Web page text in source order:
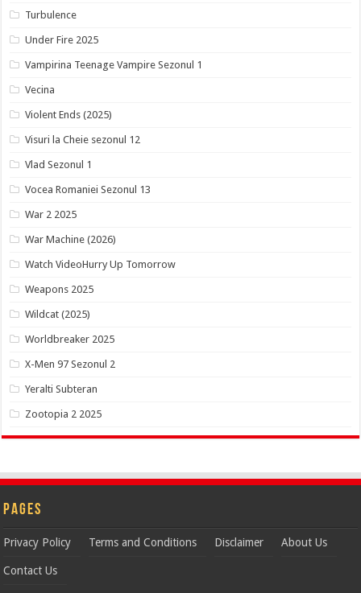
Turbulence
Under Fire 2025
Vampirina Teenage Vampire Sezonul 1
Vecina
Violent Ends (2025)
Visuri la Cheie sezonul 12
Vlad Sezonul 1
Vocea Romaniei Sezonul 13
War 2 2025
War Machine (2026)
Watch VideoHurry Up Tomorrow
Weapons 2025
Wildcat (2025)
Worldbreaker 2025
X-Men 97 Sezonul 2
Yeralti Subteran
Zootopia 2 2025
Pages
Privacy Policy Terms and Conditions Disclaimer About Us
Contact Us